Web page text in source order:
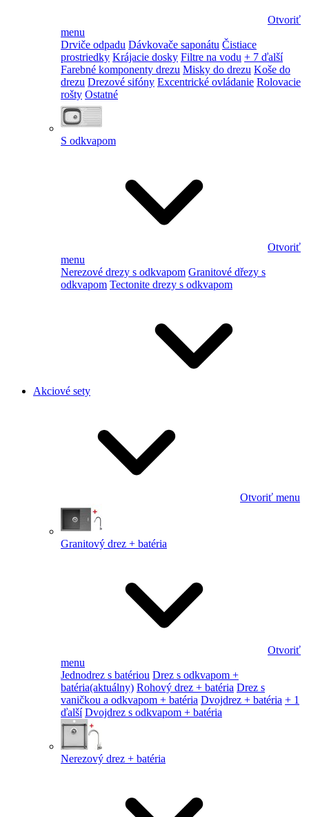
Otvoriť
menu
Drviče odpadu Dávkovače saponátu Čistiace
prostriedky Krájacie dosky Filtre na vodu + 7 ďalší
Farebné komponenty drezu Misky do drezu Koše do
drezu Drezové sifóny Excentrické ovládanie Rolovacie
rošty Ostatné
S odkvapom
Otvoriť
menu
Nerezové drezy s odkvapom Granitové dřezy s
odkvapom Tectonite drezy s odkvapom
Akciové sety
Otvoriť menu
Granitový drez + batéria
Otvoriť
menu
Jednodrez s batériou Drez s odkvapom +
batéria(aktuálny) Rohový drez + batéria Drez s
vaničkou a odkvapom + batéria Dvojdrez + batéria + 1
ďalší Dvojdrez s odkvapom + batéria
Nerezový drez + batéria